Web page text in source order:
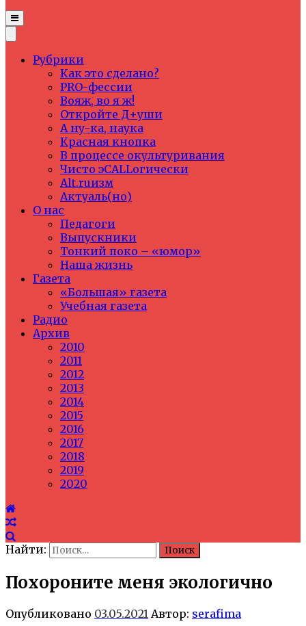
Рубрики
Как это сделано?
PRO-фессии
Вояж, во я ж!
Откройте Д+уши
А ну-ка, наука
Красная кнопка
В процессе окультуривания
Чисто эCALLогически
Alt.ruизм
Актуаль(но)
О нас
Педагоги
Выпускники
Тонкий поко – «юмор»
Наша жизнь
Газета
«Большая» газета
Учебная газета
Радио
Архив
2010
2011
2012
2013
2014
2015
2016
2017
2018
2019
2020
Найти:
Похороните меня экологично
Опубликовано 03.05.2021 Автор: serafima